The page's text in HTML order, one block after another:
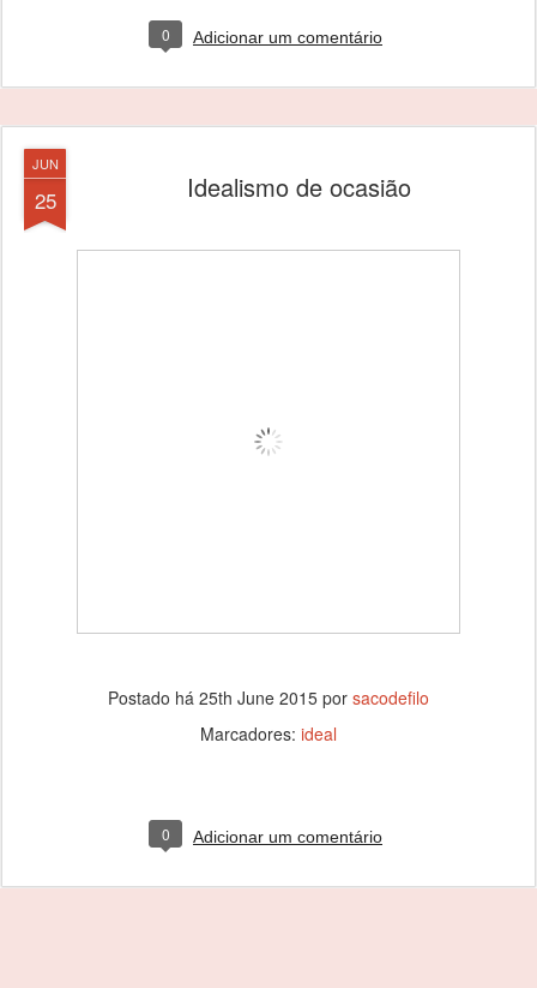
0 Adicionar um comentário
JUN
25 Idealismo de ocasião
Postado há 25th June 2015 por sacodefilo
Marcadores: ideal
0 Adicionar um comentário